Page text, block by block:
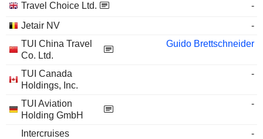
Travel Choice Ltd.
-
Jetair NV
-
TUI China Travel
Co. Ltd.
Guido Brettschneider
TUI Canada
Holdings, Inc.
-
TUI Aviation
Holding GmbH
-
Intercruises
-